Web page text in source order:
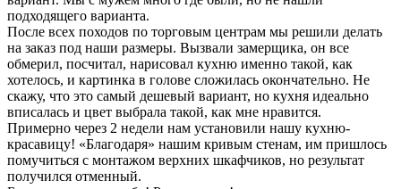
подходящего варианта.
После всех походов по торговым центрам мы решили делать
на заказ под наши размеры. Вызвали замерщика, он все
обмерил, посчитал, нарисовал кухню именно такой, как
хотелось, и картинка в голове сложилась окончательно. Не
скажу, что это самый дешевый вариант, но кухня идеально
вписалась и цвет выбрала такой, как мне нравится.
Примерно через 2 недели нам установили нашу кухню-
красавицу! «Благодаря» нашим кривым стенам, им пришлось
помучиться с монтажом верхних шкафчиков, но результат
получился отменный.